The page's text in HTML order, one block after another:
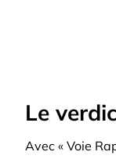
Le
Avec « Voie